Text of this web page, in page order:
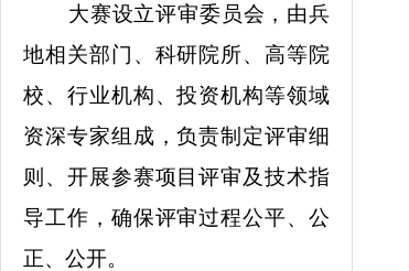
大赛设立评审委员会，由兵
地相关部门、科研院所、高等院
校、行业机构、投资机构等领域
资深专家组成，负责制定评审细
则、开展参赛项目评审及技术指
导工作，确保评审过程公平、公
正、公开。